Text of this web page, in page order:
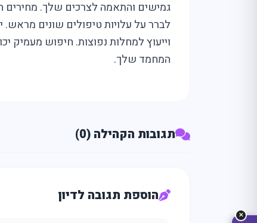
מה
גמישים והתאמה לצרכים שלך. מחירים
לברר על עלויות טיפולים שונים מראש.
וייעוץ למחלות נפוצות. חיפוש מעמיק
המחמד שלך.
תגובות הקהילה (0)
הוספת תגובה לדיון
✕